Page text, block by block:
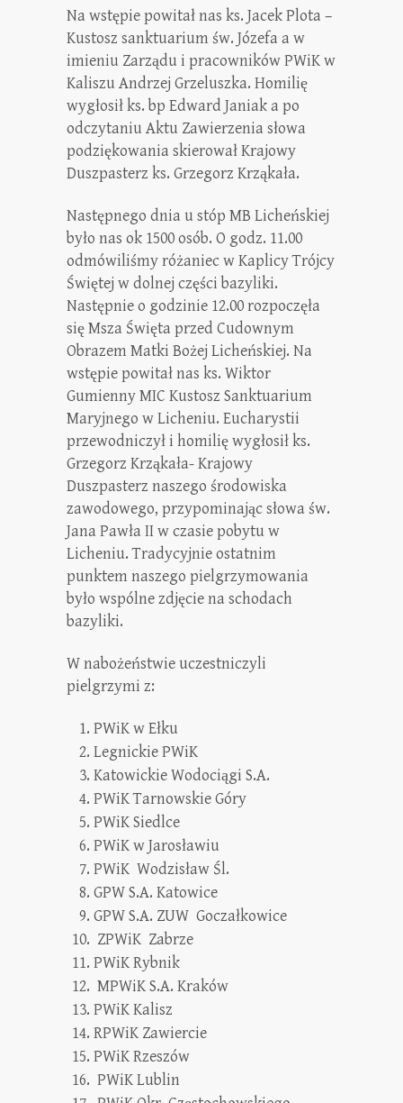
Na wstępie powitał nas ks. Jacek Plota –
Kustosz sanktuarium św. Józefa a w
imieniu Zarządu i pracowników PWiK w
Kaliszu Andrzej Grzeluszka. Homilię
wygłosił ks. bp Edward Janiak a po
odczytaniu Aktu Zawierzenia słowa
podziękowania skierował Krajowy
Duszpasterz ks. Grzegorz Krząkała.
Następnego dnia u stóp MB Licheńskiej
było nas ok 1500 osób. O godz. 11.00
odmówiliśmy różaniec w Kaplicy Trójcy
Świętej w dolnej części bazyliki.
Następnie o godzinie 12.00 rozpoczęła
się Msza Święta przed Cudownym
Obrazem Matki Bożej Licheńskiej. Na
wstępie powitał nas ks. Wiktor
Gumienny MIC Kustosz Sanktuarium
Maryjnego w Licheniu. Eucharystii
przewodniczył i homilię wygłosił ks.
Grzegorz Krząkała- Krajowy
Duszpasterz naszego środowiska
zawodowego, przypominając słowa św.
Jana Pawła II w czasie pobytu w
Licheniu. Tradycyjnie ostatnim
punktem naszego pielgrzymowania
było wspólne zdjęcie na schodach
bazyliki.
W nabożeństwie uczestniczyli
pielgrzymi z:
PWiK w Ełku
Legnickie PWiK
Katowickie Wodociągi S.A.
PWiK Tarnowskie Góry
PWiK Siedlce
PWiK w Jarosławiu
PWiK Wodzisław Śl.
GPW S.A. Katowice
GPW S.A. ZUW Goczałkowice
ZPWiK Zabrze
PWiK Rybnik
MPWiK S.A. Kraków
PWiK Kalisz
RPWiK Zawiercie
PWiK Rzeszów
PWiK Lublin